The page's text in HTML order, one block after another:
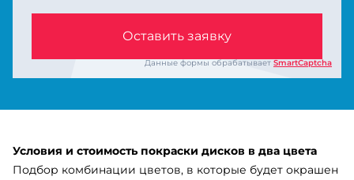
Оставить заявку
Данные формы обрабатываетSmartCaptcha
Условия и стоимость покраски дисков в два цвета
Подбор комбинации цветов, в которые будет окрашен